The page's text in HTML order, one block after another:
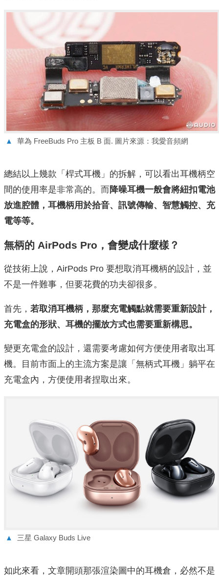
▲ 華為 FreeBuds Pro 主板 B 面. 圖片來源：我愛音頻網
總結以上幾款「桿式耳機」的拆解，可以看出耳機柄空
間的使用率是非常高的。而 降噪耳機一般會將紐扣電池
放進腔體，耳機柄用於拾音、訊號傳輸、智慧觸控、充
電等等。
無柄的 AirPods Pro，會變成什麼樣？
從技術上說，AirPods Pro 要想取消耳機柄的設計，並
不是一件難事，但要花費的功夫卻很多。
首先， 若取消耳機柄，那麼充電觸點就需要重新設計，
充電盒的形狀、耳機的擺放方式也需要重新構思。
變更充電盒的設計，還需要考慮如何方便使用者取出耳
機。目前市面上的主流方案是讓「無柄式耳機」躺平在
充電盒內，方便使用者捏取出來。
▲ 三星 Galaxy Buds Live
如此來看，文章開頭那張渲染圖中的耳機倉，必然不是